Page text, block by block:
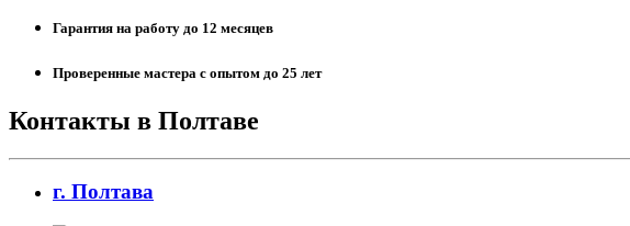
Гарантия на работу до 12 месяцев
Проверенные мастера с опытом до 25 лет
Контакты в Полтаве
г. Полтава